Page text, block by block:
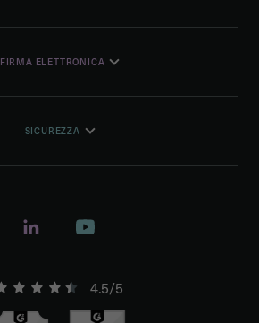
FIRMA ELETTRONICA
SICUREZZA
4.5/5